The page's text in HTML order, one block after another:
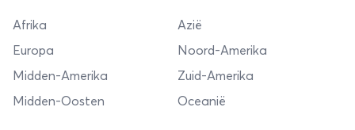
Afrika
Azië
Europa
Noord-Amerika
Midden-Amerika
Zuid-Amerika
Midden-Oosten
Oceanië